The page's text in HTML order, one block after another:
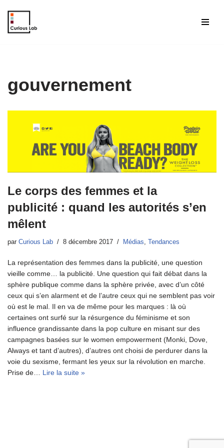
Aller
gouvernement
Le corps des femmes et la
publicité : quand les autorités s’en
mêlent
par Curious Lab 8 décembre 2017 Médias, Tendances
La représentation des femmes dans la publicité, une question
vieille comme… la publicité. Une question qui fait débat dans la
sphère publique comme dans la sphère privée, avec d’un côté
ceux qui s’en alarment et de l’autre ceux qui ne semblent pas voir
où est le mal. Il en va de même pour les marques : là où
certaines ont surfé sur la résurgence du féminisme et son
influence grandissante dans la pop culture en misant sur des
campagnes basées sur le women empowerment (Monki, Dove,
Always et tant d’autres), d’autres ont choisi de perdurer dans la
voie du sexisme, fermant les yeux sur la révolution en marche.
Prise de… Lire la suite »